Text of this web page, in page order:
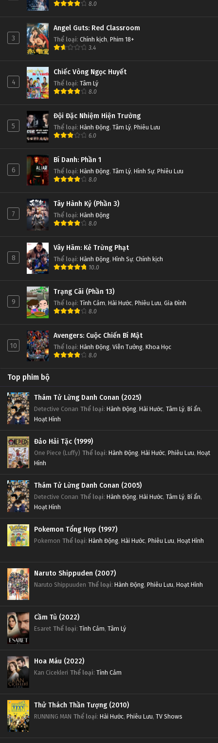
8.0
3
Angel Guts: Red Classroom
Thể loại: Chính kịch, Phim 18+
3.4
4
Chiếc Vòng Ngọc Huyết
Thể loại: Tâm Lý
8.0
5
Đội Đặc Nhiệm Hiện Trường
Thể loại: Hành Động, Tâm Lý, Phiêu Lưu
6.0
6
Bí Danh: Phần 1
Thể loại: Hành Động, Tâm Lý, Hình Sự, Phiêu Lưu
8.0
7
Tây Hành Kỷ (Phần 3)
Thể loại: Hành Động
8.0
8
Vây Hãm: Kẻ Trừng Phạt
Thể loại: Hành Động, Hình Sự, Chính kịch
10.0
9
Trạng Cãi (Phần 13)
Thể loại: Tình Cảm, Hài Hước, Phiêu Lưu, Gia Đình
8.0
10
Avengers: Cuộc Chiến Bí Mật
Thể loại: Hành Động, Viễn Tưởng, Khoa Học
8.0
Top phim bộ
Thám Tử Lừng Danh Conan (2025)
Detective Conan Thể loại: Hành Động, Hài Hước, Tâm Lý, Bí ẩn,
Hoạt Hình
Đảo Hải Tặc (1999)
One Piece (Luffy) Thể loại: Hành Động, Hài Hước, Phiêu Lưu, Hoạt
Hình
Thám Tử Lừng Danh Conan (2005)
Detective Conan Thể loại: Hành Động, Hài Hước, Tâm Lý, Bí ẩn,
Hoạt Hình
Pokemon Tổng Hợp (1997)
Pokemon Thể loại: Hành Động, Hài Hước, Phiêu Lưu, Hoạt Hình
Naruto Shippuden (2007)
Naruto Shippuuden Thể loại: Hành Động, Phiêu Lưu, Hoạt Hình
Cầm Tù (2022)
Esaret Thể loại: Tình Cảm, Tâm Lý
Hoa Máu (2022)
Kan Cicekleri Thể loại: Tình Cảm
Thử Thách Thần Tượng (2010)
RUNNING MAN Thể loại: Hài Hước, Phiêu Lưu, TV Shows